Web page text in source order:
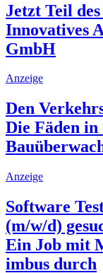
Jetzt Teil
Innovatives
GmbH
Anzeige
Den
Die Fäden
Anzeige
Software
(m/w/d)
Ein Job mit
imbus durch